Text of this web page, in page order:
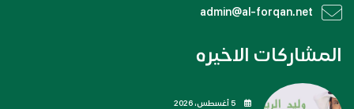
admin@al-forqan.net
المشاركات الاخيره